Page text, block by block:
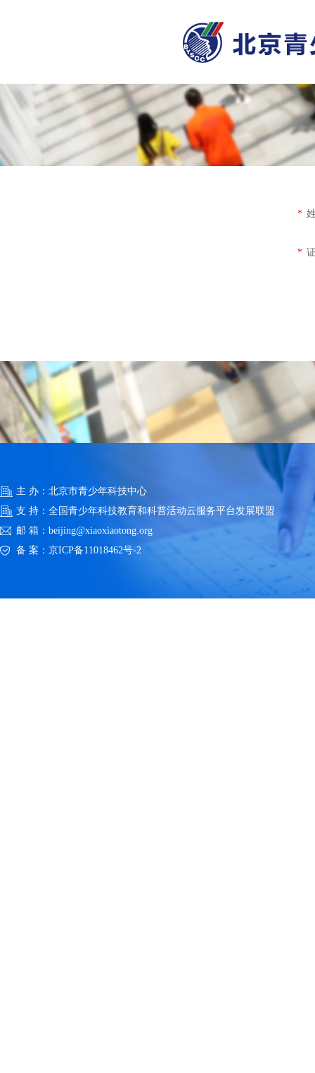
*
*
主 办：北京市青少年科技中心
支 持：全国青少年科技教育和科普活动云服务平台发展联盟
邮 箱：beijing@xiaoxiaotong.org
备 案： 京ICP备11018462号-2